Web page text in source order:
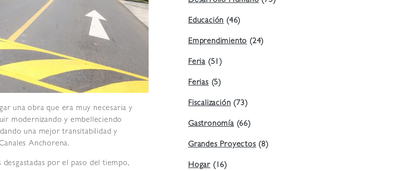
una obra que era muy necesaria y
modernizando y embelleciendo
una mejor transitabilidad y
Anchorena.
por el paso del tiempo,
Educación(46)
Emprendimiento(24)
Feria (51)
Ferias(5)
Fiscalización(73)
Gastronomía(66)
Grandes Proyectos(8)
Hogar (16)